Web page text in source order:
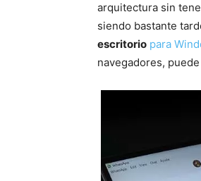
arquitectura sin
siendo bastante
escritorio para
navegadores,